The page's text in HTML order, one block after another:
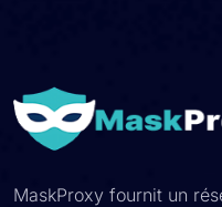
MaskProxy fournit un